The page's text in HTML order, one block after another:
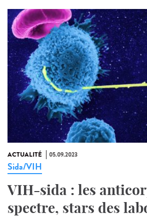
ACTUALITÉ 05.09.2023
Sida/VIH
VIH-sida : les
spectre, stars des